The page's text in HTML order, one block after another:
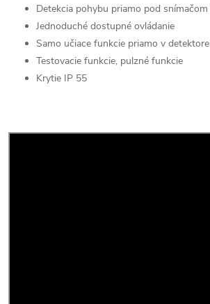
Detekcia pohybu priamo pod snímačom
Jednoduché dostupné ovládanie
Samo učiace funkcie priamo v detektore
Testovacie funkcie, pulzné funkcie
Krytie IP 55